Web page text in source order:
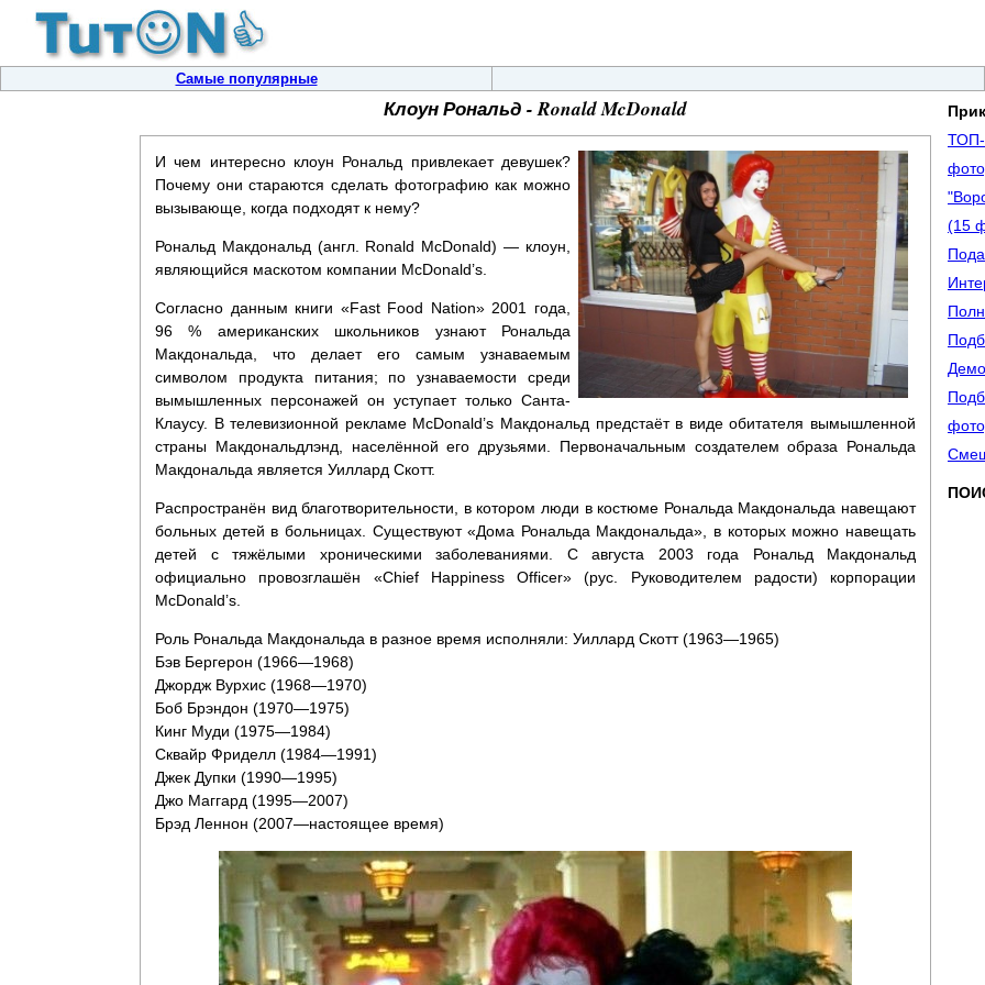
Самые популярные
Клоун Рональд - Ronald McDonald
И чем интересно клоун Рональд привлекает девушек?
Почему они стараются сделать фотографию как можно
вызывающе, когда подходят к нему?
Рональд Макдональд (англ. Ronald McDonald) — клоун,
являющийся маскотом компании McDonald’s.
Согласно данным книги «Fast Food Nation» 2001 года,
96 % американских школьников узнают Рональда
Макдональда, что делает его самым узнаваемым
символом продукта питания; по узнаваемости среди
вымышленных персонажей он уступает только Санта-
Клаусу. В телевизионной рекламе McDonald’s Макдональд предстаёт в виде обитателя вымышленной
страны Макдональдлэнд, населённой его друзьями. Первоначальным создателем образа Рональда
Макдональда является Уиллард Скотт.
Распространён вид благотворительности, в котором люди в костюме Рональда Макдональда навещают
больных детей в больницах. Существуют «Дома Рональда Макдональда», в которых можно навещать
детей с тяжёлыми хроническими заболеваниями. С августа 2003 года Рональд Макдональд
официально провозглашён «Chief Happiness Officer» (рус. Руководителем радости) корпорации
McDonald’s.
Роль Рональда Макдональда в разное время исполняли: Уиллард Скотт (1963—1965)
Бэв Бергерон (1966—1968)
Джордж Вурхис (1968—1970)
Боб Брэндон (1970—1975)
Кинг Муди (1975—1984)
Сквайр Фриделл (1984—1991)
Джек Дупки (1990—1995)
Джо Маггард (1995—2007)
Брэд Леннон (2007—настоящее время)
ТОП-
(15